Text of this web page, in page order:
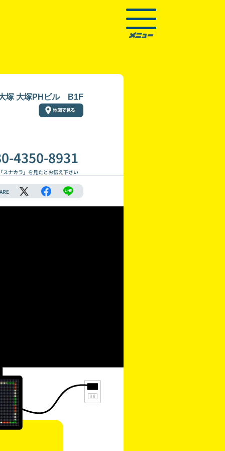
塚 大塚PHビル B1F
4350-8931
スナカラ」を見たとお伝え下さい